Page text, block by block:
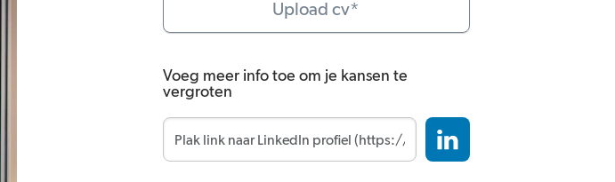
Upload cv*
Voeg meer info toe om je kansen te
vergroten